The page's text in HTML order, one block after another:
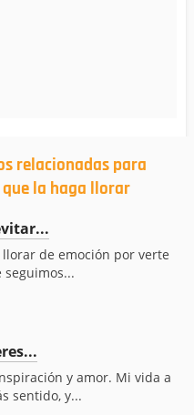
relacionadas para
la haga llorar
de emoción por verte
y amor. Mi vida a
sentido, y...